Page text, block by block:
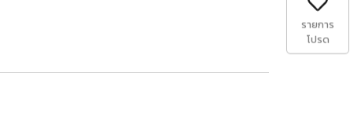
รายการ
โปรด